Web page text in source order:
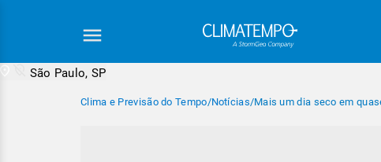
São Paulo, SP
Clima e Previsão do Tempo/Notícias/Mais um dia seco em